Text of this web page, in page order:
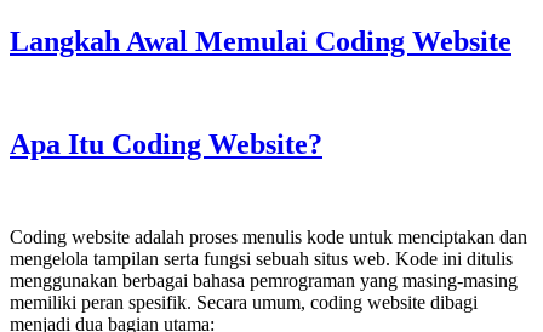
Langkah Awal Memulai Coding Website
Apa Itu Coding Website?
Coding website adalah proses menulis kode untuk menciptakan dan
mengelola tampilan serta fungsi sebuah situs web. Kode ini ditulis
menggunakan berbagai bahasa pemrograman yang masing-masing
memiliki peran spesifik. Secara umum, coding website dibagi
menjadi dua bagian utama: